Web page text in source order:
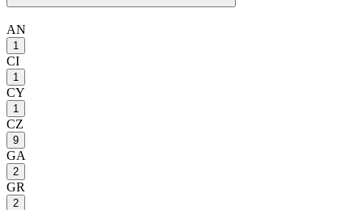
AN
1
CI
1
CY
1
CZ
9
GA
2
GR
2